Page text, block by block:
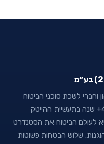
לשכת סוכני הביטוח
בישראל. נוסדה ע״י זאב יופה לאחר 40+ שנה בתעשיית ההייטק
לעולם הביטוח את הסטנדרט
שלוש הבטחות פשוטות